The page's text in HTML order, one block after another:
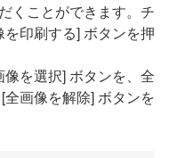
くことができます。チ
印刷する] ボタンを押
を選択] ボタンを、全
画像を解除] ボタンを